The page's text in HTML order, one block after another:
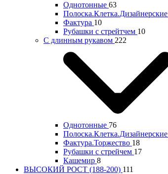
Однотонные 63
Полоска.Клетка.Дизайнерские
Фактура 10
Рубашки с стрейтчем 10
С длинным рукавом 222
Однотонные 76
Полоска.Клетка.Дизайнерские
Фактура.Торжество 18
Рубашки с стрейчем 17
Кашемир 8
ВЫСОКИЙ РОСТ (188-200) 111